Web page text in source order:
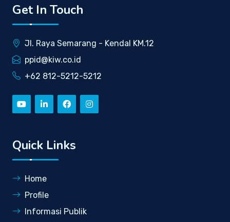
Get In Touch
Jl. Raya Semarang - Kendal KM.12
ppid@kiw.co.id
+62 812-5212-5212
Quick Links
Home
Profile
Informasi Publik